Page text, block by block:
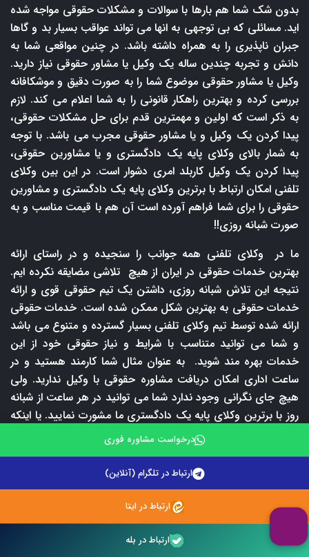
بدون شک شما هم بارها با سوالات و مشکلات حقوقی مواجه شده
اید. مسائلی که بی توجهی به انها می تواند عواقب بسیار بد و گاها
جبران ناپذیری را به همراه داشته باشد. در چنین مواقعی شما به
دانش و تجربه چندین ساله یک وکیل یا مشاور حقوقی نیاز دارید.
وکیل یا مشاور حقوقی موضوع شما را به صورت دقیق و موشکافانه
بررسی کرده و بهترین راهکار قانونی را به شما اعلام می کند. لازم
به ذکر است که اولین و مهمترین قدم برای حل مشکلات حقوقی،
پیدا کردن یک وکیل و یا مشاور حقوقی مجرب می باشد. با توجه
به شمار بالای وکلای پایه یک دادگستری و یا مشاورین حقوقی،
پیدا کردن یک وکیل کاربلد امری دشوار است. در این بین وکلای
تلفنی امکان ارتباط با برترین وکلای پایه یک دادگستری و مشاورین
حقوقی را برای شما فراهم آورده است آن هم با قیمت مناسب و به
صورت شبانه روزی!!
ما در وکلای تلفنی همه جوانب را سنجیده و در راستای ارائه
بهترین خدمات حقوقی در ایران از هیچ تلاشی مضایقه نکرده ایم.
نتیجه این تلاش شبانه روزی، داشتن یک تیم حقوقی قوی و ارائه
خدمات حقوقی به بهترین شکل ممکن شده است. خدمات حقوقی
ارائه شده توسط تیم وکلای تلفنی بسیار گسترده و متنوع می باشد
و شما می توانید متناسب با شرایط و نیاز حقوقی خود از این
خدمات بهره مند شوید. به عنوان مثال شما کارمند هستید و در
ساعت اداری امکان دریافت مشاوره حقوقی با وکیل ندارید. ولی
هیچ جای نگرانی وجود ندارد شما می توانید در هر ساعت از شبانه
روز با برترین وکلای پایه یک دادگستری ما مشورت نمایید. یا اینکه
شرایط خروج از منزل و مراجعه به دفتر وکیل برای دریافت مشاوره
حقوقی حضوری ندارید در این صورت نیز می توانید با شماره
09212242670 و یا 02147625900 تماس بگیرید و از خدمات
مشاوره حقوقی تلفنی ما بهره مند شوید. طبیعتا دریافت مشاوره
حقوقی تلفنی و یا
وکالت تلفنی مستلزم پرداخت حق المشاوره
است اما در وکلای تلفنی ما شما با پرداخت فقط 50000 تومان می
توانید به مدت 5 دقیقه با وکیل و یا مشاور حقوقی مشورت نمایید.
درخواست مشاوره فوری
ارتباط در تلگرام (آنلاین)
ارتباط در ایتا
ارتباط در بله